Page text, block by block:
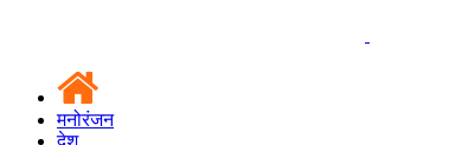
मनोरंजन
देश